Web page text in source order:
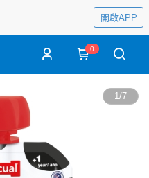
開啟APP
0
1/7